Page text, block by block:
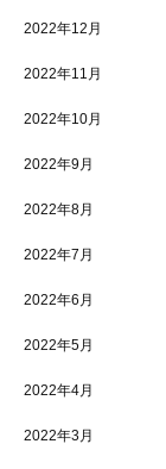
2022年12月
2022年11月
2022年10月
2022年9月
2022年8月
2022年7月
2022年6月
2022年5月
2022年4月
2022年3月